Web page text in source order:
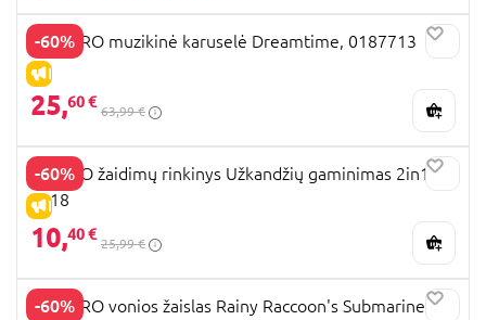
-60%
IŠPARDAVIMAS
PLAYGRO muzikinė karuselė Dreamtime, 0187713
25,60 €
63,99 €
-60%
IŠPARDAVIMAS
PLAYGO žaidimų rinkinys Užkandžių gaminimas 2in1,
3018
10,40 €
25,99 €
-60%
PLAYGRO vonios žaislas Rainy Raccoon's Submarine,